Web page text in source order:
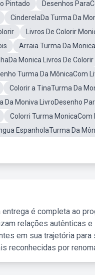
Pintado
Desenhos
CinderelaDa Turma Da
Livros De Colorir
Arraia Turma Da
Monica Livros De Colorir
Turma Da MônicaCom
Colorir a TinaTurma Da
Da Moniva LivroDesenho
Colorri Turma MonicaCom
EspanholaTurma Da
entrega é completa ao
relações autênticas
em sua trajetória
reconhecidas por